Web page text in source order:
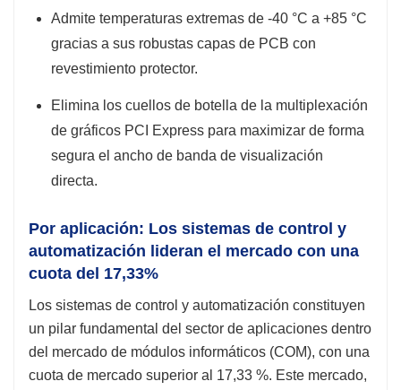
Admite temperaturas extremas de -40 °C a +85 °C
gracias a sus robustas capas de PCB con
revestimiento protector.
Elimina los cuellos de botella de la multiplexación
de gráficos PCI Express para maximizar de forma
segura el ancho de banda de visualización
directa.
Por aplicación: Los sistemas de control y
automatización lideran el mercado con una
cuota del 17,33%
Los sistemas de control y automatización constituyen
un pilar fundamental del sector de aplicaciones dentro
del mercado de módulos informáticos (COM), con una
cuota de mercado superior al 17,33 %. Este mercado,